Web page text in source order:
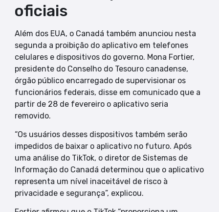
oficiais
Além dos EUA, o Canadá também anunciou nesta
segunda a proibição do aplicativo em telefones
celulares e dispositivos do governo. Mona Fortier,
presidente do Conselho do Tesouro canadense,
órgão público encarregado de supervisionar os
funcionários federais, disse em comunicado que a
partir de 28 de fevereiro o aplicativo seria
removido.
“Os usuários desses dispositivos também serão
impedidos de baixar o aplicativo no futuro. Após
uma análise do TikTok, o diretor de Sistemas de
Informação do Canadá determinou que o aplicativo
representa um nível inaceitável de risco à
privacidade e segurança”, explicou.